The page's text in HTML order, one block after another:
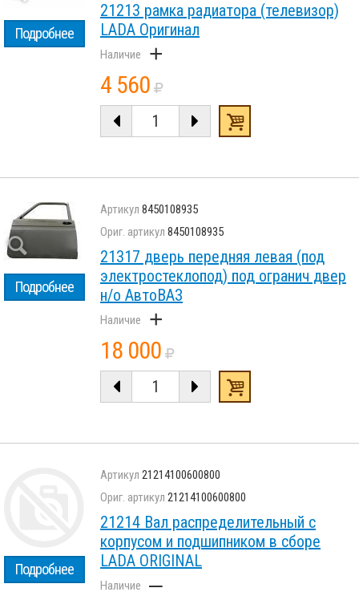
Подробнее
21213 рамка радиатора (телевизор)
LADA Оригинал
+
4 560
Подробнее
8450108935
8450108935
21317 дверь передняя левая (под
электростеклопод) под огранич двер
н/о АвтоВАЗ
+
18 000
Подробнее
21214100600800
21214100600800
21214 Вал распределительный с
корпусом и подшипником в сборе
LADA ORIGINAL
–